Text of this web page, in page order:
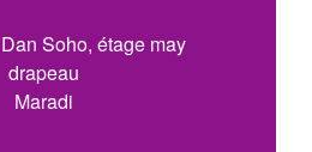
Soho, étage may
drapeau
Maradi